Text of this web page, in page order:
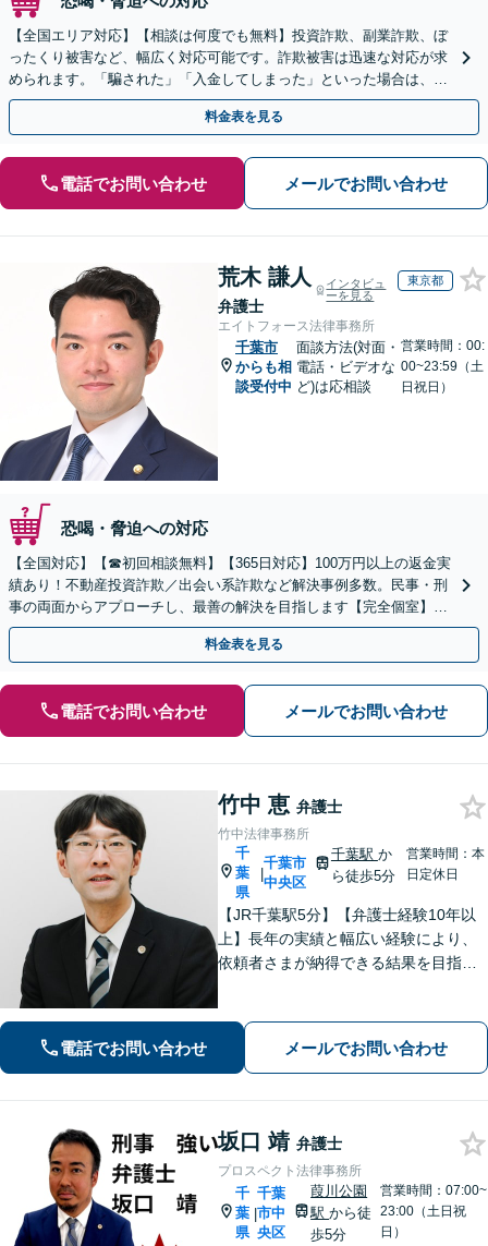
【全国エリア対応】【相談は何度でも無料】投資詐欺、副業詐欺、ぼ
ったくり被害など、幅広く対応可能です。詐欺被害は迅速な対応が求
められます。「騙された」「入金してしまった」といった場合は、お
早めにご相談ください。【電話・メール・WEB相談可】
料金表を見る
電話でお問い合わせ メールでお問い合わせ
荒木 謙人
弁護士
インタビュ
ーを見る
東京都
エイトフォース法律事務所
千葉市
からも相
談受付中
面談方法(対面・
電話・ビデオな
ど)は応相談
営業時間：00:
00~23:59（土
日祝日）
恐喝・脅迫への対応
【全国対応】【☎︎初回相談無料】【365日対応】100万円以上の返金実
績あり！不動産投資詐欺／出会い系詐欺など解決事例多数。民事・刑
事の両面からアプローチし、最善の解決を目指します【完全個室】
【代々木駅3分】
料金表を見る
電話でお問い合わせ メールでお問い合わせ
竹中 恵 弁護士
竹中法律事務所
千
葉
県
|
千葉市
中央区
千葉駅 か
ら徒歩5分
営業時間：本
日定休日
【JR千葉駅5分】【弁護士経験10年以
上】長年の実績と幅広い経験により、
依頼者さまが納得できる結果を目指し
い】オーナーの方からの案件を解決し
た実績多数【初回相談無料】
電話でお問い合わせ メールでお問い合わせ
坂口 靖 弁護士
プロスペクト法律事務所
千
葉
県
|
千葉
市中
央区
葭川公園
駅から徒
歩5分
営業時間：07:00~
23:00（土日祝
日）